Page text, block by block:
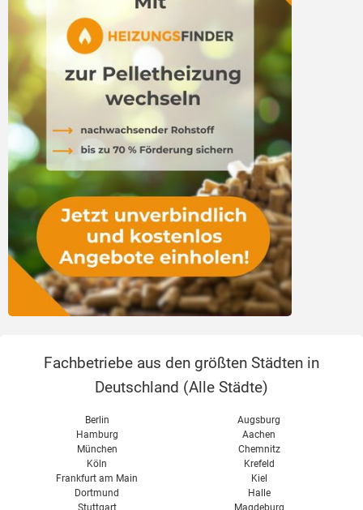
Erfahrungen
Pelletheizung Verbot?
Fachbetriebe aus den größten Städten in
Deutschland (Alle Städte)
Berlin
Hamburg
München
Köln
Frankfurt am Main
Dortmund
Augsburg
Aachen
Chemnitz
Krefeld
Kiel
Halle